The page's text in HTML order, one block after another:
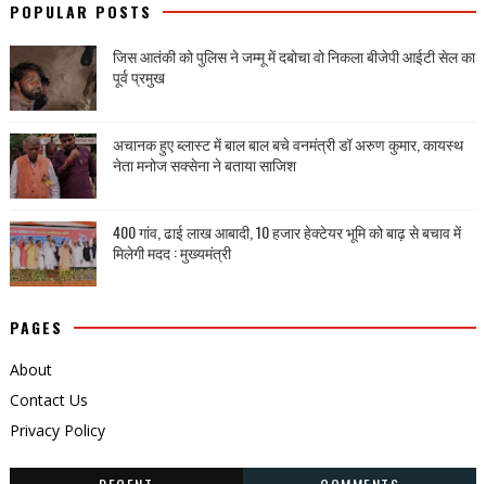
POPULAR POSTS
जिस आतंकी को पुलिस ने जम्मू में दबोचा वो निकला बीजेपी आईटी सेल का
पूर्व प्रमुख
अचानक हुए ब्लास्ट में बाल बाल बचे वनमंत्री डॉ अरुण कुमार, कायस्थ
नेता मनोज सक्सेना ने बताया साजिश
400 गांव, ढाई लाख आबादी, 10 हजार हेक्टेयर भूमि को बाढ़ से बचाव में
मिलेगी मदद : मुख्यमंत्री
PAGES
About
Contact Us
Privacy Policy